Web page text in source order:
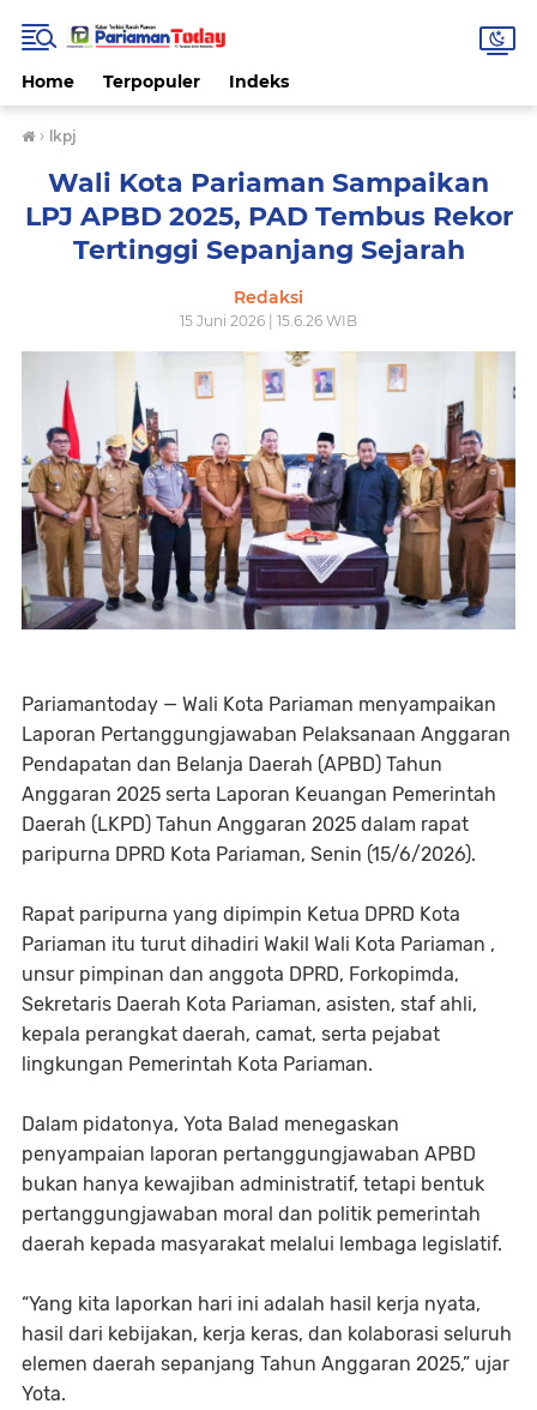
Home Terpopuler Indeks
› lkpj
Wali Kota Pariaman Sampaikan
LPJ APBD 2025, PAD Tembus Rekor
Tertinggi Sepanjang Sejarah
Redaksi
15 Juni 2026 | 15.6.26 WIB
Pariamantoday — Wali Kota Pariaman menyampaikan
Laporan Pertanggungjawaban Pelaksanaan Anggaran
Pendapatan dan Belanja Daerah (APBD) Tahun
Anggaran 2025 serta Laporan Keuangan Pemerintah
Daerah (LKPD) Tahun Anggaran 2025 dalam rapat
paripurna DPRD Kota Pariaman, Senin (15/6/2026).
Rapat paripurna yang dipimpin Ketua DPRD Kota
Pariaman itu turut dihadiri Wakil Wali Kota Pariaman ,
unsur pimpinan dan anggota DPRD, Forkopimda,
Sekretaris Daerah Kota Pariaman, asisten, staf ahli,
kepala perangkat daerah, camat, serta pejabat
lingkungan Pemerintah Kota Pariaman.
Dalam pidatonya, Yota Balad menegaskan
penyampaian laporan pertanggungjawaban APBD
bukan hanya kewajiban administratif, tetapi bentuk
pertanggungjawaban moral dan politik pemerintah
daerah kepada masyarakat melalui lembaga legislatif.
“Yang kita laporkan hari ini adalah hasil kerja nyata,
hasil dari kebijakan, kerja keras, dan kolaborasi seluruh
elemen daerah sepanjang Tahun Anggaran 2025,” ujar
Yota.